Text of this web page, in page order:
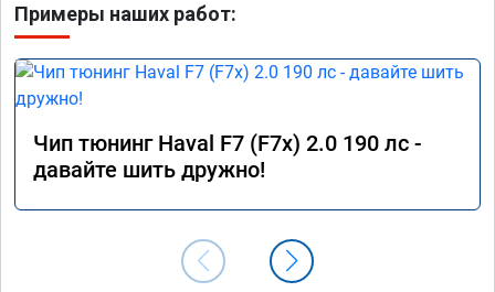
Примеры наших работ:
Чип тюнинг Haval F7 (F7x) 2.0 190 лс -
давайте шить дружно!